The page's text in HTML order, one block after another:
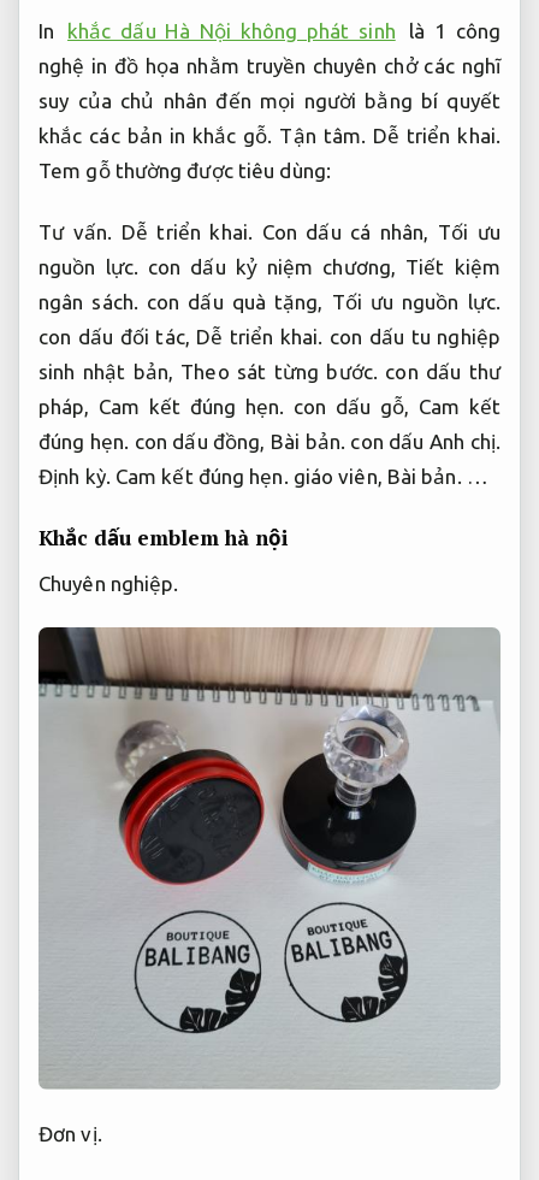
In khắc dấu Hà Nội không phát sinh
là 1 công
nghệ in đồ họa nhằm truyền chuyên chở các nghĩ
suy của chủ nhân đến mọi người bằng bí quyết
khắc các bản in khắc gỗ. Tận tâm. Dễ triển khai.
Tem gỗ thường được tiêu dùng:
Tư vấn. Dễ triển khai. Con dấu cá nhân, Tối ưu
nguồn lực. con dấu kỷ niệm chương, Tiết kiệm
ngân sách. con dấu quà tặng, Tối ưu nguồn lực.
con dấu đối tác, Dễ triển khai. con dấu tu nghiệp
sinh nhật bản, Theo sát từng bước. con dấu thư
pháp, Cam kết đúng hẹn. con dấu gỗ, Cam kết
đúng hẹn. con dấu đồng, Bài bản. con dấu Anh chị.
Định kỳ. Cam kết đúng hẹn. giáo viên, Bài bản. …
Khắc dấu emblem hà nội
Chuyên nghiệp.
Đơn vị.